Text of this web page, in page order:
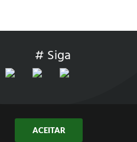
ACEITAR
# Siga